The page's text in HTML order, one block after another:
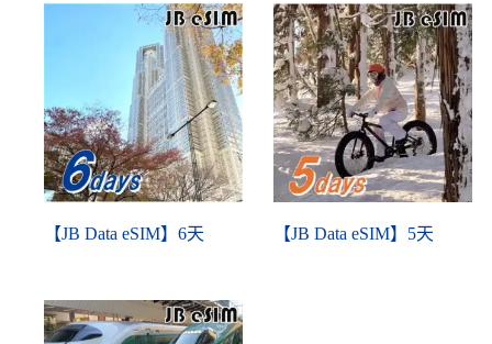
【JB Data eSIM】6天 【JB Data eSIM】5天